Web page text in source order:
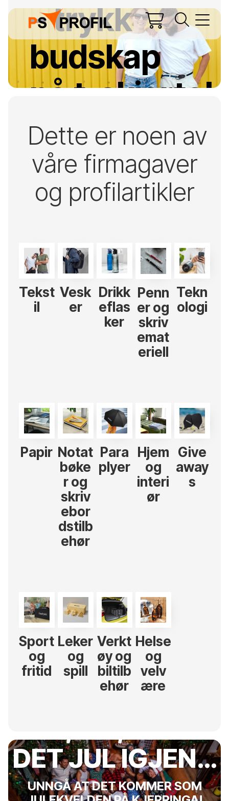
– trykk
budskap
på t-skjorta!
Ja, det vil jeg!
Dette er noen av
våre firmagaver
og profilartikler
Tekst
il
Vesk
er
Drikk
eflas
ker
Penn
er og
skriv
emat
eriell
Tekn
ologi
Papir Notat
bøke
r og
skriv
ebor
dstilb
ehør
Para
plyer
Hjem
og
interi
ør
Give
away
s
Sport
og
fritid
Leker
og
spill
Verkt
øy og
biltilb
ehør
Helse
og
velv
ære
DET JUL IGJEN…
UNNGÅ AT DET KOMMER SOM